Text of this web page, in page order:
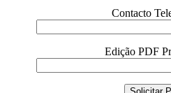
Contacto
Edição PDF